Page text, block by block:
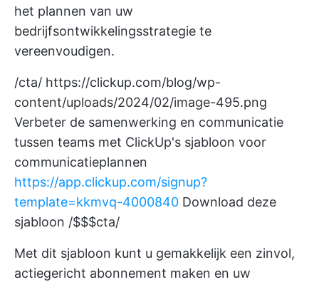
het plannen van uw
bedrijfsontwikkelingsstrategie te
vereenvoudigen.
/cta/ https://clickup.com/blog/wp-
content/uploads/2024/02/image-495.png
Verbeter de samenwerking en communicatie
tussen teams met ClickUp's sjabloon voor
communicatieplannen
https://app.clickup.com/signup?
template=kkmvq-4000840 Download deze
sjabloon /$$$cta/
Met dit sjabloon kunt u gemakkelijk een zinvol,
actiegericht abonnement maken en uw